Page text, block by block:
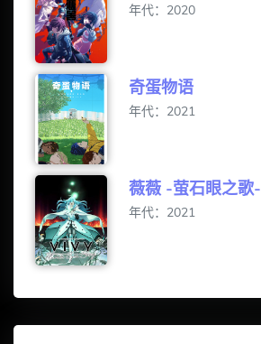
年代：2020
奇蛋物语
年代：2021
薇薇 -萤石眼之歌-
年代：2021